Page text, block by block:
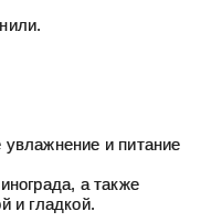
и питание
а также
и гладкой.